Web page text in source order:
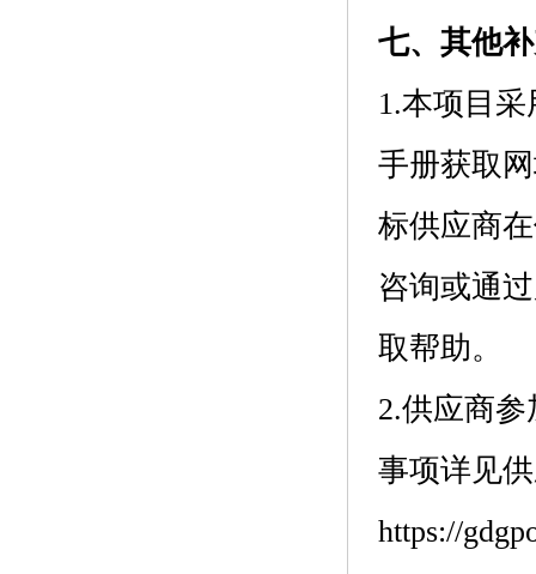
七、其他
1.本项目
手册获取网
标供应商
咨询或通
取帮助。
2.供应商
事项详见
https://